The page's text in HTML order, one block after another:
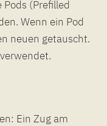
(Prefilled
Wenn ein Pod
neuen getauscht.
Ein Zug am